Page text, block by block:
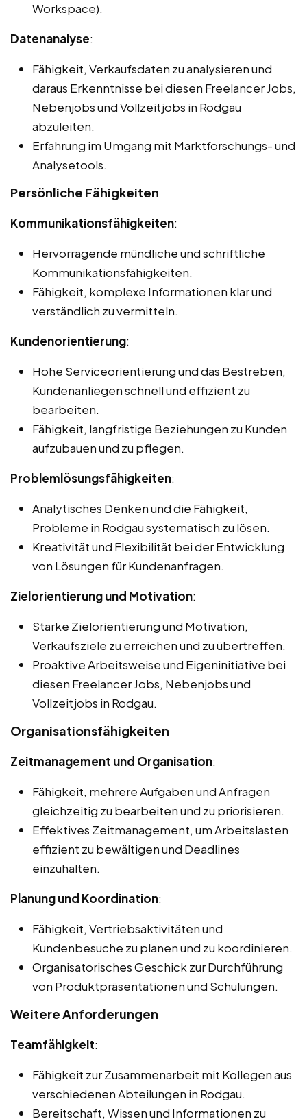
Workspace).
Datenanalyse:
Fähigkeit, Verkaufsdaten zu analysieren und
daraus Erkenntnisse bei diesen Freelancer Jobs,
Nebenjobs und Vollzeitjobs in Rodgau
abzuleiten.
Erfahrung im Umgang mit Marktforschungs- und
Analysetools.
Persönliche Fähigkeiten
Kommunikationsfähigkeiten:
Hervorragende mündliche und schriftliche
Kommunikationsfähigkeiten.
Fähigkeit, komplexe Informationen klar und
verständlich zu vermitteln.
Kundenorientierung:
Hohe Serviceorientierung und das Bestreben,
Kundenanliegen schnell und effizient zu
bearbeiten.
Fähigkeit, langfristige Beziehungen zu Kunden
aufzubauen und zu pflegen.
Problemlösungsfähigkeiten:
Analytisches Denken und die Fähigkeit,
Probleme in Rodgau systematisch zu lösen.
Kreativität und Flexibilität bei der Entwicklung
von Lösungen für Kundenanfragen.
Zielorientierung und Motivation:
Starke Zielorientierung und Motivation,
Verkaufsziele zu erreichen und zu übertreffen.
Proaktive Arbeitsweise und Eigeninitiative bei
diesen Freelancer Jobs, Nebenjobs und
Vollzeitjobs in Rodgau.
Organisationsfähigkeiten
Zeitmanagement und Organisation:
Fähigkeit, mehrere Aufgaben und Anfragen
gleichzeitig zu bearbeiten und zu priorisieren.
Effektives Zeitmanagement, um Arbeitslasten
effizient zu bewältigen und Deadlines
einzuhalten.
Planung und Koordination:
Fähigkeit, Vertriebsaktivitäten und
Kundenbesuche zu planen und zu koordinieren.
Organisatorisches Geschick zur Durchführung
von Produktpräsentationen und Schulungen.
Weitere Anforderungen
Teamfähigkeit:
Fähigkeit zur Zusammenarbeit mit Kollegen aus
verschiedenen Abteilungen in Rodgau.
Bereitschaft, Wissen und Informationen zu